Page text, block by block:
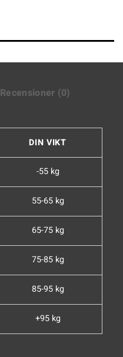
Recensioner (0)
DIN VIKT
-55 kg
55-65 kg
65-75 kg
75-85 kg
85-95 kg
+95 kg